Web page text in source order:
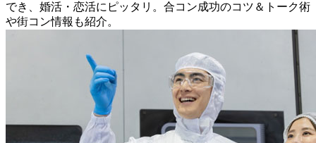
でき、婚活・恋活にピッタリ。合コン成功のコツ＆トーク術
や街コン情報も紹介。